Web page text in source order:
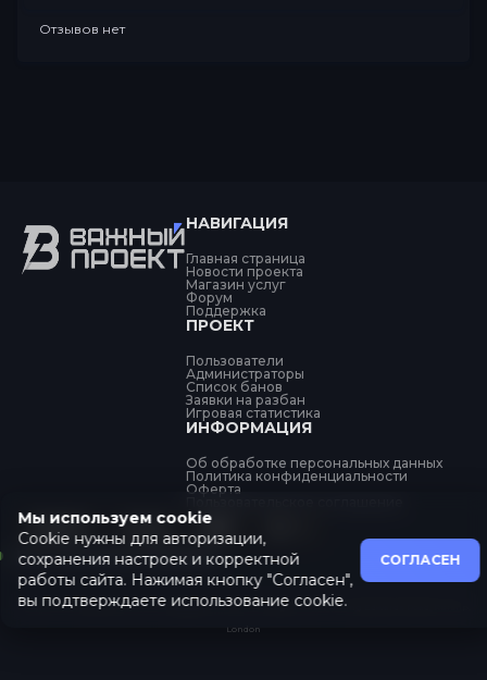
Отзывов нет
НАВИГАЦИЯ
Главная страница
Новости проекта
Магазин услуг
Форум
Поддержка
ПРОЕКТ
Пользователи
Администраторы
Список банов
Заявки на разбан
Игровая статистика
ИНФОРМАЦИЯ
Об обработке персональных данных
Политика конфиденциальности
Оферта
Все системы в порядке
GAMETTI LTD, Registration No. 14348659, 2nd Floor, College House, 17 King Edwards Road, Ruislip,
London
Мы используем cookie
Cookie нужны для авторизации,
сохранения настроек и корректной
работы сайта. Нажимая кнопку "Согласен",
вы подтверждаете использование cookie.
СОГЛАСЕН